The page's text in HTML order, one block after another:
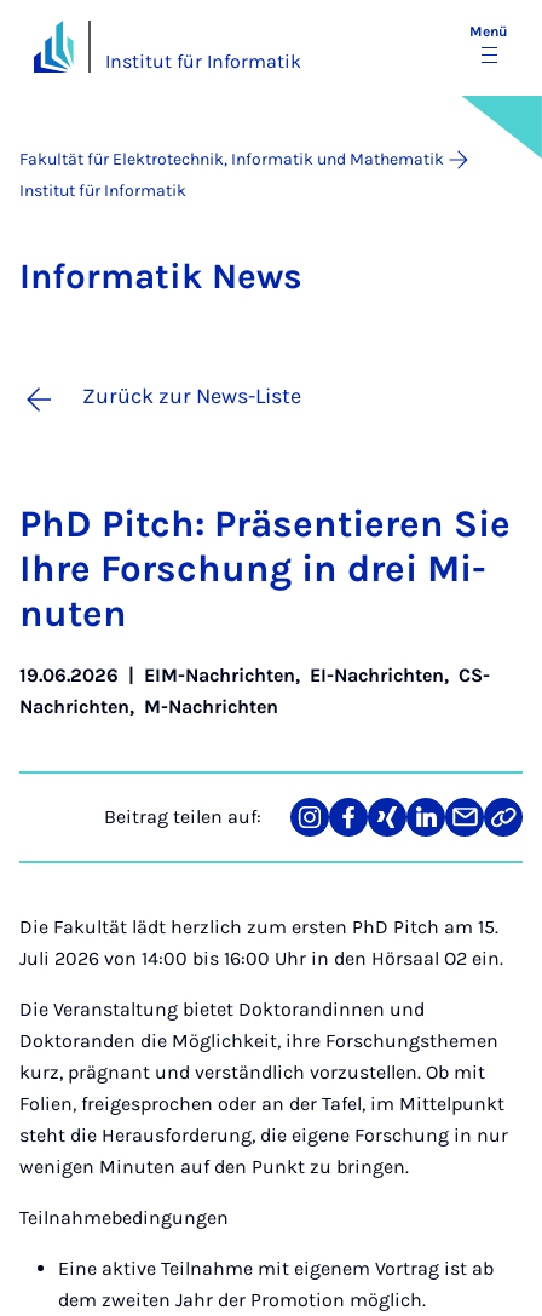
Institut für Informatik
Menü
Fakultät für Elektrotechnik, Informatik und Mathematik
Institut für Informatik
In­for­ma­tik News
Zurück zur News-Liste
PhD Pitch: Prä­sen­tie­ren Sie
Ih­re For­schung in drei Mi­
nu­ten
19.06.2026 | EIM-Nachrichten, EI-Nachrichten, CS-
Nachrichten, M-Nachrichten
Beitrag teilen auf:
Teilen
auf
Teilen
auf
Teilen
auf
Teilen
auf
Teilen
über
Mail
Link
Die Fakultät lädt herzlich zum ersten PhD Pitch am 15.
Juli 2026 von 14:00 bis 16:00 Uhr in den Hörsaal O2 ein.
Die Veranstaltung bietet Doktorandinnen und
Doktoranden die Möglichkeit, ihre Forschungsthemen
kurz, prägnant und verständlich vorzustellen. Ob mit
Folien, freigesprochen oder an der Tafel, im Mittelpunkt
steht die Herausforderung, die eigene Forschung in nur
wenigen Minuten auf den Punkt zu bringen.
Teilnahmebedingungen
Eine aktive Teilnahme mit eigenem Vortrag ist ab
dem zweiten Jahr der Promotion möglich.